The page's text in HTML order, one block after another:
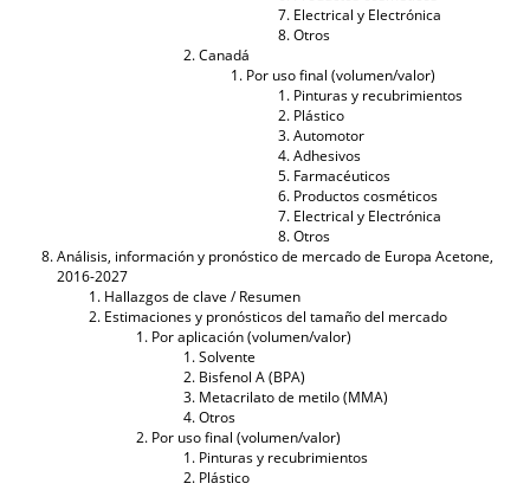
Electrical y Electrónica
Otros
Canadá
Por uso final (volumen/valor)
Pinturas y recubrimientos
Plástico
Automotor
Adhesivos
Farmacéuticos
Productos cosméticos
Electrical y Electrónica
Otros
Análisis, información y pronóstico de mercado de Europa Acetone,
2016-2027
Hallazgos de clave / Resumen
Estimaciones y pronósticos del tamaño del mercado
Por aplicación (volumen/valor)
Solvente
Bisfenol A (BPA)
Metacrilato de metilo (MMA)
Otros
Por uso final (volumen/valor)
Pinturas y recubrimientos
Plástico